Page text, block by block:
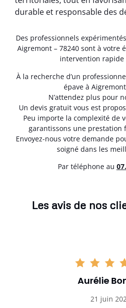
durable et responsable des
Des professionnels
Aigremont – 78240 sont à votre
intervention rapide
À la recherche d’un
épave à
N’attendez plus pour
Un devis gratuit vous est
Peu importe la complexité de
garantissons une prestation
Envoyez-nous votre demande
soigné dans les
Par téléphone au
Les avis de nos
Aurélie
21 juin